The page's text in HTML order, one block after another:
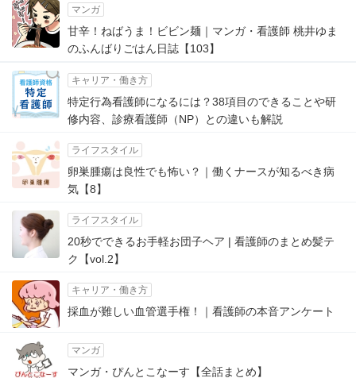
マンガ
甘辛！ねばうま！ビビン麺｜マンガ・看護師 桃井ゆま
のふんばりごはん日誌【103】
キャリア・働き方
特定行為看護師になるには？38項目のできることや研
修内容、診療看護師（NP）との違いも解説
ライフスタイル
卵巣腫瘍は良性でも怖い？｜働くナースが知るべき病
気【8】
ライフスタイル
20秒でできるお手軽お団子ヘア | 看護師のまとめ髪テ
ク【vol.2】
キャリア・働き方
採血が難しい血管選手権！｜看護師の本音アンケート
マンガ
マンガ・ぴんとこなーす【全話まとめ】